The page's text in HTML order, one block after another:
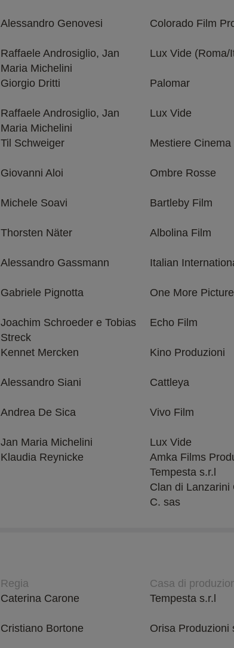
Alessandro Genovesi Colorado Film
Raffaele Androsiglio, Jan
Maria Michelini
Lux Vide (Roma/
Giorgio Dritti Palomar
Raffaele Androsiglio, Jan
Maria Michelini
Lux Vide
Til Schweiger Mestiere Cinema
Giovanni Aloi Ombre Rosse
Michele Soavi Bartleby Film
Thorsten Näter Albolina Film
Alessandro Gassmann Italian
Gabriele Pignotta One More
Joachim Schroeder e Tobias
Streck
Echo Film
Kennet Mercken Kino Produzioni
Alessandro Siani Cattleya
Andrea De Sica Vivo Film
Jan Maria Michelini Lux Vide
Klaudia Reynicke
Amka Films
Tempesta s.r.l
Clan di Lanzarini
C. sas
Regia Casa di
Caterina Carone Tempesta s.r.l
Cristiano Bortone Orisa Produzioni